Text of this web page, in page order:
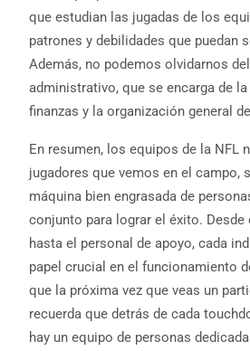
que estudian las jugadas de los
patrones y debilidades que puedan
Además, no podemos olvidarnos
administrativo, que se encarga de
finanzas y la organización general
En resumen, los equipos de la NFL
jugadores que vemos en el campo,
máquina bien engrasada de
conjunto para lograr el éxito.
hasta el personal de apoyo, cada
papel crucial en el funcionamiento
que la próxima vez que veas un
recuerda que detrás de cada
hay un equipo de personas